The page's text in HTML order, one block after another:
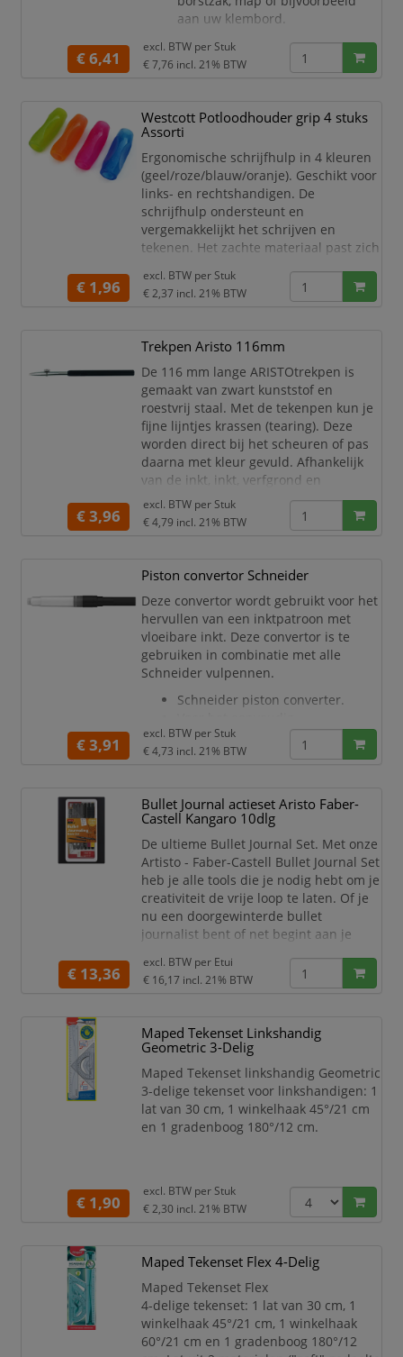
aan uw klembord.
€ 6,41
excl. BTW per Stuk
€ 7,76 incl. 21% BTW
Westcott Potloodhouder grip 4 stuks
Assorti
Ergonomische schrijfhulp in 4 kleuren
(geel/roze/blauw/oranje). Geschikt voor
links- en rechtshandigen. De
schrijfhulp ondersteunt en
vergemakkelijkt het schrijven en
tekenen. Het zachte materiaal past zich
Voor (kleur)potloden in de
standaardmaat 8mm.
Set van 4 stuks.
In 4 verschillende kleuren, geel,
roze, blauw en oranje.
De schrijfhulp ondersteunt en
vergema
€ 1,96
excl. BTW per Stuk
€ 2,37 incl. 21% BTW
Trekpen Aristo 116mm
De 116 mm lange ARISTOtrekpen is
gemaakt van zwart kunststof en
roestvrij staal. Met de tekenpen kun je
fijne lijntjes krassen (tearing). Deze
worden direct bij het scheuren of pas
daarna met kleur gevuld. Afhankelijk
van de inkt, inkt, verfgrond en
schrijfsnelheid ontstaan steeds weer
nieuwe en interessante effecten. De
tekenpen bestaat uit een
tongen en een handvat van zwart
€ 3,96
excl. BTW per Stuk
€ 4,79 incl. 21% BTW
Piston convertor Schneider
Deze convertor wordt gebruikt voor het
hervullen van een inktpatroon met
vloeibare inkt. Deze convertor is te
gebruiken in combinatie met alle
Schneider vulpennen.
Schneider piston converter.
milieuvriendelijk bijvullen van
inkt uit het inktpotje.
Geschikt voor alle Schneider en
andere merken vulpennen en
rollerballs met standaard
inktpatroon-systeem.
€ 3,91
excl. BTW per Stuk
€ 4,73 incl. 21% BTW
Bullet Journal actieset Aristo Faber-
Castell Kangaro 10dlg
De ultieme Bullet Journal Set. Met onze
Artisto - Faber-Castell Bullet Journal Set
heb je alle tools die je nodig hebt om je
creativiteit de vrije loop te laten. Of je
nu een doorgewinterde bullet
journalist bent of net begint aan je
inspireren en je helpen om je
gedachten, ideeën en doelen te
PVC vrije witte gum voor het makkelijk
corrigeren van foutjes en het
€ 13,36
excl. BTW per Etui
€ 16,17 incl. 21% BTW
Maped Tekenset Linkshandig
Geometric 3-Delig
Maped Tekenset linkshandig Geometric
3-delige tekenset voor linkshandigen: 1
lat van 30 cm, 1 winkelhaak 45°/21 cm
en 1 gradenboog 180°/12 cm.
€ 1,90
excl. BTW per Stuk
€ 2,30 incl. 21% BTW
Maped Tekenset Flex 4-Delig
Maped Tekenset Flex
4-delige tekenset: 1 lat van 30 cm, 1
winkelhaak 45°/21 cm, 1 winkelhaak
60°/21 cm en 1 gradenboog 180°/12